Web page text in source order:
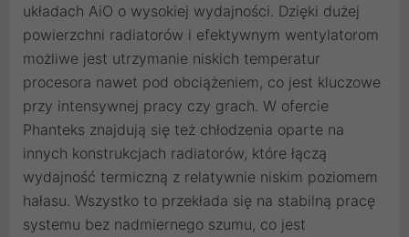
układach AiO o wysokiej wydajności. Dzięki dużej
powierzchni radiatorów i efektywnym wentylatorom
możliwe jest utrzymanie niskich temperatur
procesora nawet pod obciążeniem, co jest kluczowe
przy intensywnej pracy czy grach. W ofercie
Phanteks znajdują się też chłodzenia oparte na
innych konstrukcjach radiatorów, które łączą
wydajność termiczną z relatywnie niskim poziomem
hałasu. Wszystko to przekłada się na stabilną pracę
systemu bez nadmiernego szumu, co jest